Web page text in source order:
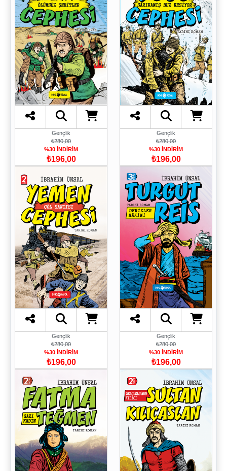
Gençlik
₺280,00
%30 İNDİRİM
₺196,00
Gençlik
₺280,00
%30 İNDİRİM
₺196,00
Gençlik
₺280,00
%30 İNDİRİM
₺196,00
Gençlik
₺280,00
%30 İNDİRİM
₺196,00